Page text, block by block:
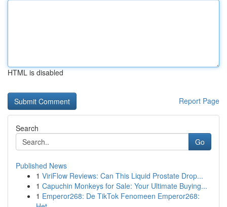
HTML is disabled
Report Page
Search
Go
Published News
1 ViriFlow Reviews: Can This Liquid Prostate Drop...
1 Capuchin Monkeys for Sale: Your Ultimate Buying...
1 Emperor268: De TikTok Fenomeen Emperor268: